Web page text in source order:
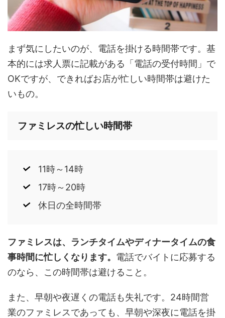
まず気にしたいのが、電話を掛ける時間帯です。基
本的には求人票に記載がある「電話の受付時間」で
OKですが、できればお店が忙しい時間帯は避けた
いもの。
ファミレスの忙しい時間帯
11時～14時
17時～20時
休日の全時間帯
ファミレスは、ランチタイムやディナータイムの食
事時間に忙しくなります。 電話でバイトに応募する
のなら、この時間帯は避けること。
また、早朝や夜遅くの電話も失礼です。24時間営
業のファミレスであっても、早朝や深夜に電話を掛